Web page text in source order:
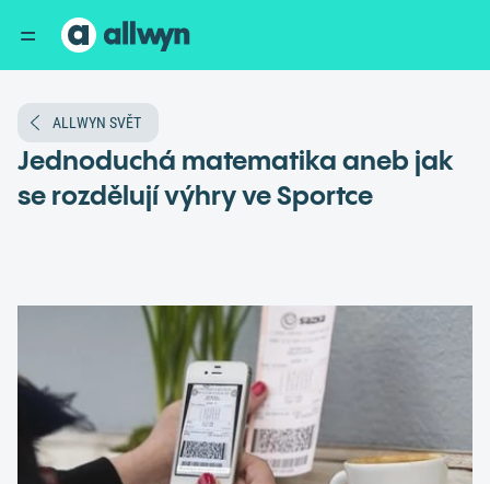
ALLWYN SVĚT
Jednoduchá matematika aneb jak
se rozdělují výhry ve Sportce